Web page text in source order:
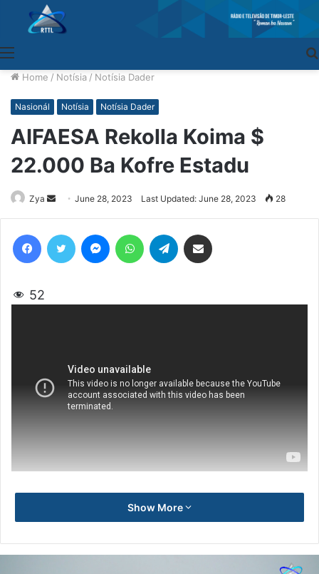
Home / Notísia / Notísia Dader
Nasionál Notísia Notísia Dader
AIFAESA Rekolla Koima $
22.000 Ba Kofre Estadu
Zya
Send
an
email
June 28, 2023 Last Updated: June 28, 2023 28
52
Show More